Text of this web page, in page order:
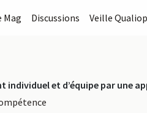
Mag Discussions Veille
individuel et d’équipe par une